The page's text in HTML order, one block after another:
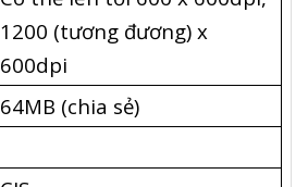
1200 (tương đương) x
600dpi
64MB (chia sẻ)